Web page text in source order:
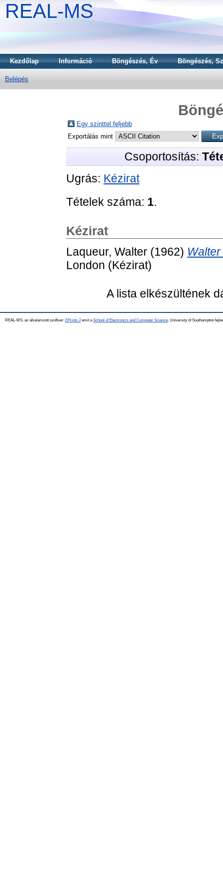
REAL-MS
Kezdőlap Információ Böngészés, Év Böngészés,
Belépés
Egy szinttel feljebb
Exportálás mint
Csoportosítás:
Ugrás: Kézirat
Tételek száma: 1.
Kézirat
Laqueur, Walter (1962)
London (Kézirat)
A lista elkészültének
REAL-MS, az alkalamzott szoftver: EPrints 3amit a School of Electronics and Computer Science , University of Southampton